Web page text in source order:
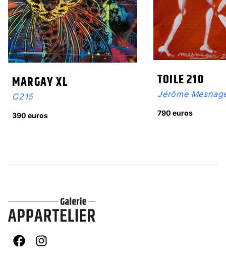
MARGAY XL
C215
390 euros
TOILE 210
Jérôme
790 euros
FacebookInstagram